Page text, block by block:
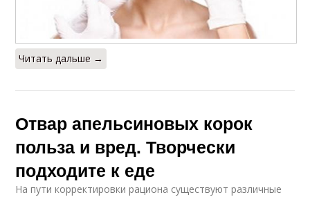
Читать дальше →
Отвар апельсиновых корок
польза и вред. Творчески
подходите к еде
На пути корректировки рациона существуют различные